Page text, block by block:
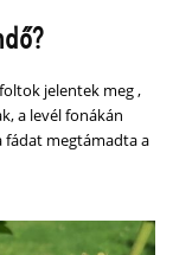
jelentek meg ,
a levél fonákán
megtámadta a